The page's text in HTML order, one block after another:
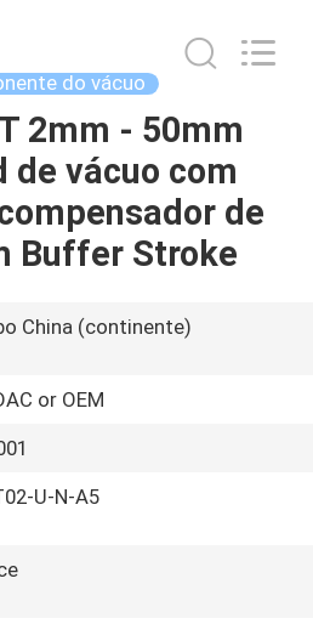
do vácuo
2mm - 50mm
de vácuo com
de
Buffer Stroke
China (continente)
or OEM
U-N-A5